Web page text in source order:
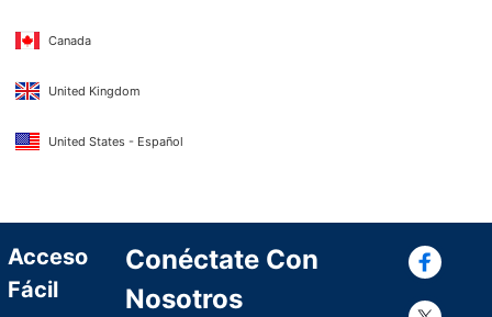
Canada
United Kingdom
United States - Español
Acceso
Fácil
Conéctate Con
Nosotros